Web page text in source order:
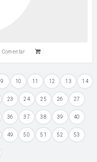
Comentar
9 10 11 12 13 14
23 24 25 26 27
36 37 38 39 40
49 50 51 52 53